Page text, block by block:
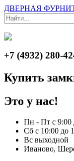
ДВЕРНАЯ
+7 (4932) 280-
Купить
Это у нас!
Пн - Пт с 9:00
Сб с 10:00 до
Вс выходной
Иваново,